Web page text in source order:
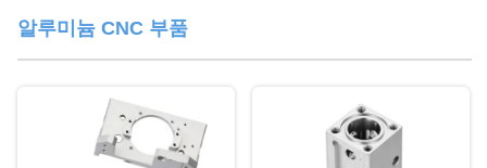
알루미늄 CNC 부품